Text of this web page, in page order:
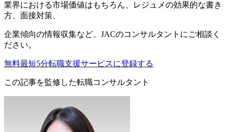
業界における市場価値はもちろん、
レジュメの効果的な書き
方、 面接対策、
企業傾向の情報収集など、 JACのコンサルタントにご相談く
ださい。
無料最短5分転職支援サービスに登録する
この記事を監修した転職コンサルタント